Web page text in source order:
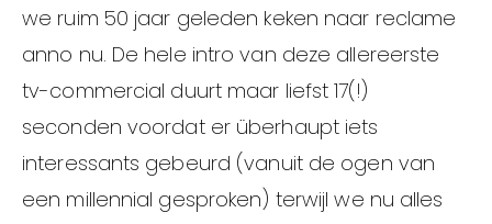
we ruim 50 jaar geleden keken naar reclame
anno nu. De hele intro van deze allereerste
tv-commercial duurt maar liefst 17(!)
seconden voordat er überhaupt iets
interessants gebeurd (vanuit de ogen van
een millennial gesproken) terwijl we nu alles